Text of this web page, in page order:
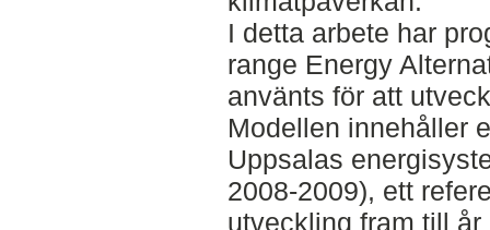
I detta arbete har
range Energy
använts för att
Modellen innehåller
Uppsalas
2008-2009), ett
utveckling fram till